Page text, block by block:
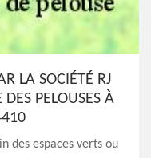
LA SOCIÉTÉ RJ
PELOUSES À
des espaces verts ou